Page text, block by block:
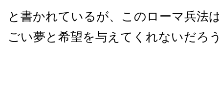
と書かれているが、このローマ兵法
ごい夢と希望を与えてくれないだろ